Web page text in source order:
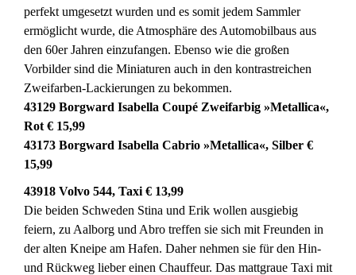
perfekt umgesetzt wurden und es somit jedem Sammler
ermöglicht wurde, die Atmosphäre des Automobilbaus aus
den 60er Jahren einzufangen. Ebenso wie die großen
Vorbilder sind die Miniaturen auch in den kontrastreichen
Zweifarben-Lackierungen zu bekommen.
43129 Borgward Isabella Coupé Zweifarbig »Metallica«,
Rot € 15,99
43173 Borgward Isabella Cabrio »Metallica«, Silber €
15,99
43918 Volvo 544, Taxi € 13,99
Die beiden Schweden Stina und Erik wollen ausgiebig
feiern, zu Aalborg und Abro treffen sie sich mit Freunden in
der alten Kneipe am Hafen. Daher nehmen sie für den Hin-
und Rückweg lieber einen Chauffeur. Das mattgraue Taxi mit